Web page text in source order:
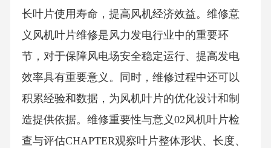
长叶片使用寿命，提高风机经济效益。维修意
义风机叶片维修是风力发电行业中的重要环
节，对于保障风电场安全稳定运行、提高发电
效率具有重要意义。同时，维修过程中还可以
积累经验和数据，为风机叶片的优化设计和制
造提供依据。维修重要性与意义02风机叶片检
查与评估CHAPTER观察叶片整体形状、长度、